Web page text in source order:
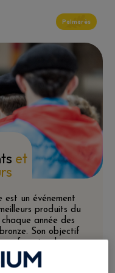
Palmarès
et
est un événement
produits du
année des
Son objectif
favoriser leur
et offrir aux
qualité pour mieux